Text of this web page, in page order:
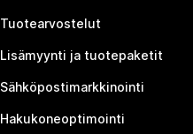
Tuotearvostelut
Lisämyynti ja tuotepaketit
Sähköpostimarkkinointi
Hakukoneoptimointi